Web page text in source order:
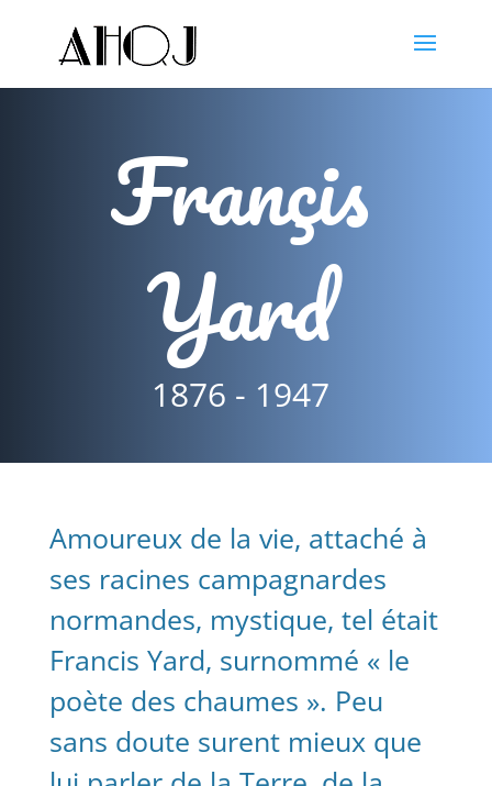
Françis
Yard
1876 - 1947
Amoureux de la vie, attaché à
ses racines campagnardes
normandes, mystique, tel était
Francis Yard, surnommé « le
poète des chaumes ». Peu
sans doute surent mieux que